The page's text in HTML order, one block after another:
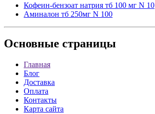
Кофеин-бензоат натрия тб 100 мг N 10
Аминалон тб 250мг N 100
Основные страницы
Главная
Блог
Доставка
Оплата
Контакты
Карта сайта